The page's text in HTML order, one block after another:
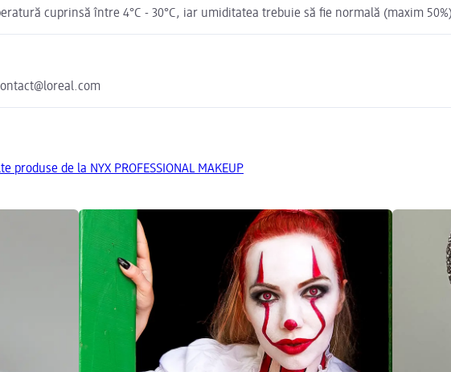
cuprinsă între 4°C - 30°C, iar umiditatea trebuie să fie normală (maxim
produse de la NYX PROFESSIONAL MAKEUP